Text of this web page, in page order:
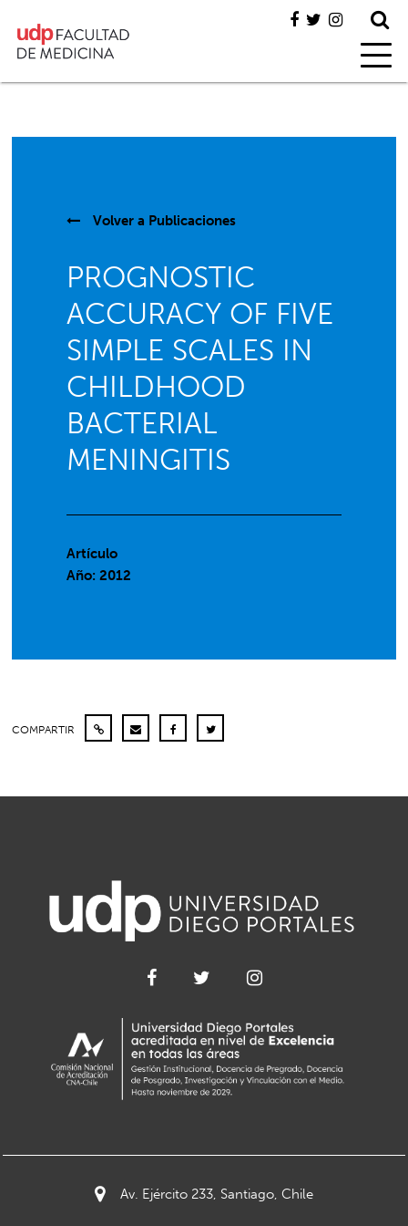
Volver a Publicaciones
PROGNOSTIC
ACCURACY OF FIVE
SIMPLE SCALES IN
CHILDHOOD
BACTERIAL
MENINGITIS
Artículo
Año: 2012
COMPARTIR
Av. Ejército 233, Santiago, Chile